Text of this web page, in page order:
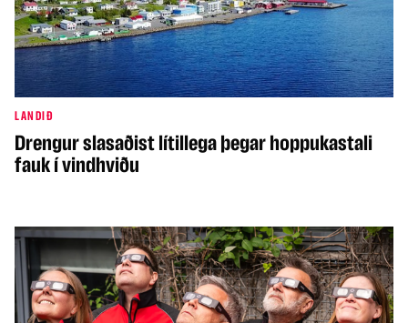
LANDIÐ
Drengur slasaðist lítillega þegar hoppukastali
fauk í vindhviðu